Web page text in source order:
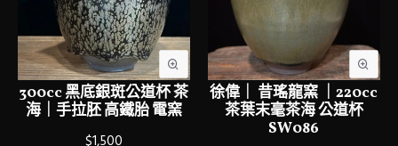
300cc 黑底銀斑公道杯 茶
海｜手拉胚 高鐵胎 電窯
$1,500
徐偉｜ 昔瑤龍窯 ｜220cc
茶葉末毫茶海 公道杯
SW086